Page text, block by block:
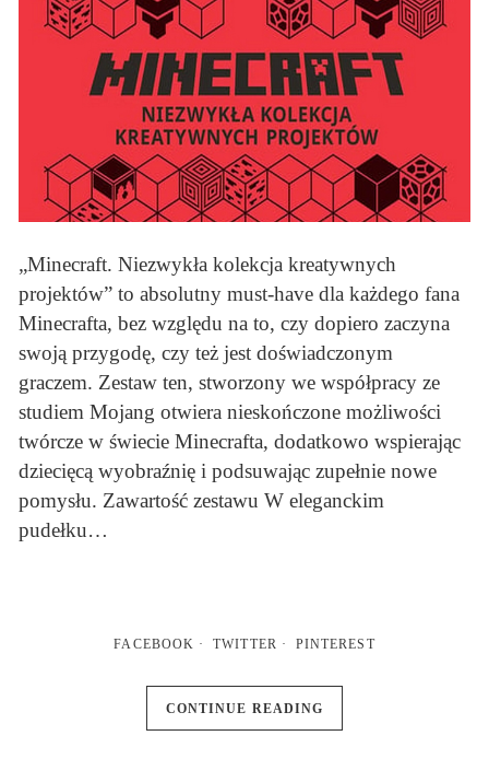
„Minecraft. Niezwykła kolekcja kreatywnych
projektów” to absolutny must-have dla każdego fana
Minecrafta, bez względu na to, czy dopiero zaczyna
swoją przygodę, czy też jest doświadczonym
graczem. Zestaw ten, stworzony we współpracy ze
studiem Mojang otwiera nieskończone możliwości
twórcze w świecie Minecrafta, dodatkowo wspierając
dziecięcą wyobraźnię i podsuwając zupełnie nowe
pomysłu. Zawartość zestawu W eleganckim
pudełku…
FACEBOOK TWITTER PINTEREST
CONTINUE READING